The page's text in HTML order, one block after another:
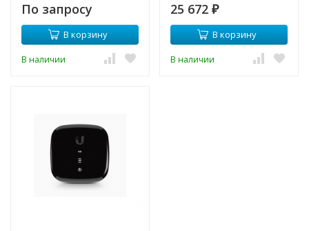
По запросу
В корзину
В наличии
25 672 ₽
В корзину
В наличии